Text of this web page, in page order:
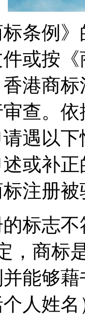
条例
或按
港商
查。
遇以
或补
注册
标志
，商标
能够
人姓